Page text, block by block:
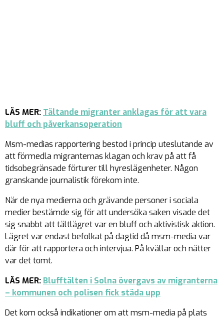
LÄS MER: Tältande migranter anklagas för att vara
bluff och påverkansoperation
Msm-medias rapportering bestod i princip uteslutande av
att förmedla migranternas klagan och krav på att få
tidsobegränsade förturer till hyreslägenheter. Någon
granskande journalistik förekom inte.
När de nya medierna och grävande personer i sociala
medier bestämde sig för att undersöka saken visade det
sig snabbt att tältlägret var en bluff och aktivistisk aktion.
Lägret var endast befolkat på dagtid då msm-media var
där för att rapportera och intervjua. På kvällar och nätter
var det tomt.
LÄS MER: Blufftälten i Solna övergavs av migranterna
– kommunen och polisen fick städa upp
Det kom också indikationer om att msm-media på plats